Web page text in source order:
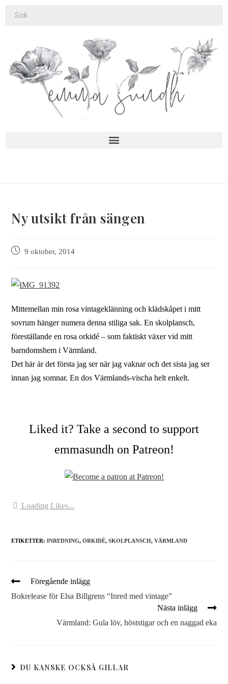
Ny utsikt från sängen
9 oktober, 2014
Mittemellan min rosa vintageklänning och klädskåpet i mitt
sovrum hänger numera denna stiliga sak. En skolplansch,
föreställande en rosa orkidé – som faktiskt växer vid mitt
barndomshem i Värmland.
Det här är det första jag ser när jag vaknar och det sista jag ser
innan jag somnar. En dos Värmlands-vischa helt enkelt.
Liked it? Take a second to support
emmasundh on Patreon!
Loading Likes...
ETIKETTER:INREDNING, ORKIDÉ, SKOLPLANSCH, VÄRMLAND
Föregående inlägg
Bokrelease för Elsa Billgrens “Inred med vintage”
Nästa inlägg
Värmland: Gula löv, höststigar och en naggad eka
DU KANSKE OCKSÅ GILLAR